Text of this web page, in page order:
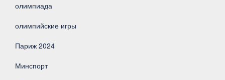
олимпиада
олимпийские игры
Париж 2024
Минспорт